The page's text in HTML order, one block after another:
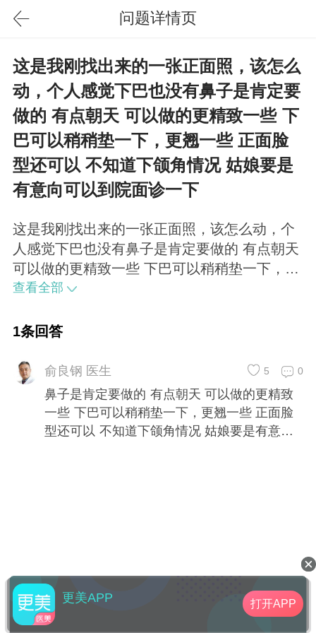
问题详情页
这是我刚找出来的一张正面照，该怎么
动，个人感觉下巴也没有鼻子是肯定要
做的 有点朝天 可以做的更精致一些 下
巴可以稍稍垫一下，更翘一些 正面脸
型还可以 不知道下颌角情况 姑娘要是
有意向可以到院面诊一下
这是我刚找出来的一张正面照，该怎么动，个
人感觉下巴也没有鼻子是肯定要做的 有点朝天
可以做的更精致一些 下巴可以稍稍垫一下，更
翘一些 正面脸型还可以 不知道下颌角情况 姑
查看全部
1条回答
俞良钢 医生 0
5
鼻子是肯定要做的 有点朝天 可以做的更精致
一些 下巴可以稍稍垫一下，更翘一些 正面脸
型还可以 不知道下颌角情况 姑娘要是有意向
更美APP 打开APP